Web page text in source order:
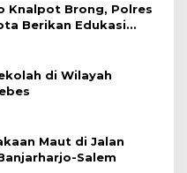
Knalpot Brong, Polres
Berikan Edukasi
di Wilayah
Maut di Jalan
Salem